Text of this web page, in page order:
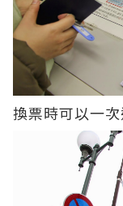
換票時可以一